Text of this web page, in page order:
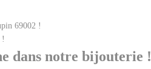
69002 !
!
dans notre bijouterie !